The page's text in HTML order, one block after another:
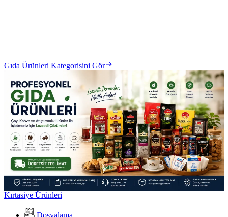
Gıda Ürünleri Kategorisini Gör
Kırtasiye Ürünleri
Dosyalama